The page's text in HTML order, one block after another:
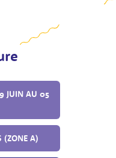
JUIN AU 05
(ZONE A)